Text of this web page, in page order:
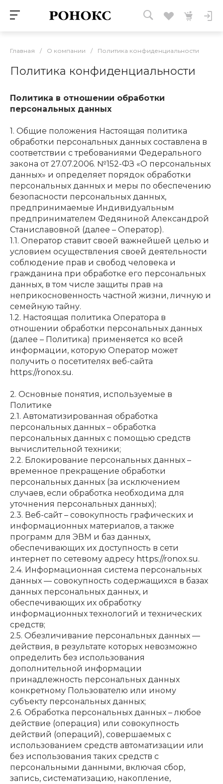
Главная / О компании / Политика конфиденциальности
Политика конфиденциальности
Политика в отношении обработки
персональных данных
1. Общие положения Настоящая политика
обработки персональных данных составлена в
соответствии с требованиями Федерального
закона от 27.07.2006. №152-ФЗ «О персональных
данных» и определяет порядок обработки
персональных данных и меры по обеспечению
безопасности персональных данных,
предпринимаемые Индивидуальным
предпринимателем Федяниной Александрой
Станиславовной (далее – Оператор).
1.1. Оператор ставит своей важнейшей целью и
условием осуществления своей деятельности
соблюдение прав и свобод человека и
гражданина при обработке его персональных
данных, в том числе защиты прав на
неприкосновенность частной жизни, личную и
семейную тайну.
1.2. Настоящая политика Оператора в
отношении обработки персональных данных
(далее – Политика) применяется ко всей
информации, которую Оператор может
получить о посетителях веб-сайта
https://ronox.su.
2. Основные понятия, используемые в
Политике
2.1. Автоматизированная обработка
персональных данных – обработка
персональных данных с помощью средств
вычислительной техники;
2.2. Блокирование персональных данных –
временное прекращение обработки
персональных данных (за исключением
случаев, если обработка необходима для
уточнения персональных данных);
2.3. Веб-сайт – совокупность графических и
информационных материалов, а также
программ для ЭВМ и баз данных,
обеспечивающих их доступность в сети
интернет по сетевому адресу https://ronox.su.
2.4. Информационная система персональных
данных — совокупность содержащихся в базах
данных персональных данных, и
обеспечивающих их обработку
информационных технологий и технических
средств;
2.5. Обезличивание персональных данных —
действия, в результате которых невозможно
определить без использования
дополнительной информации
принадлежность персональных данных
конкретному Пользователю или иному
субъекту персональных данных;
2.6. Обработка персональных данных – любое
действие (операция) или совокупность
действий (операций), совершаемых с
использованием средств автоматизации или
без использования таких средств с
персональными данными, включая сбор,
запись, систематизацию, накопление,